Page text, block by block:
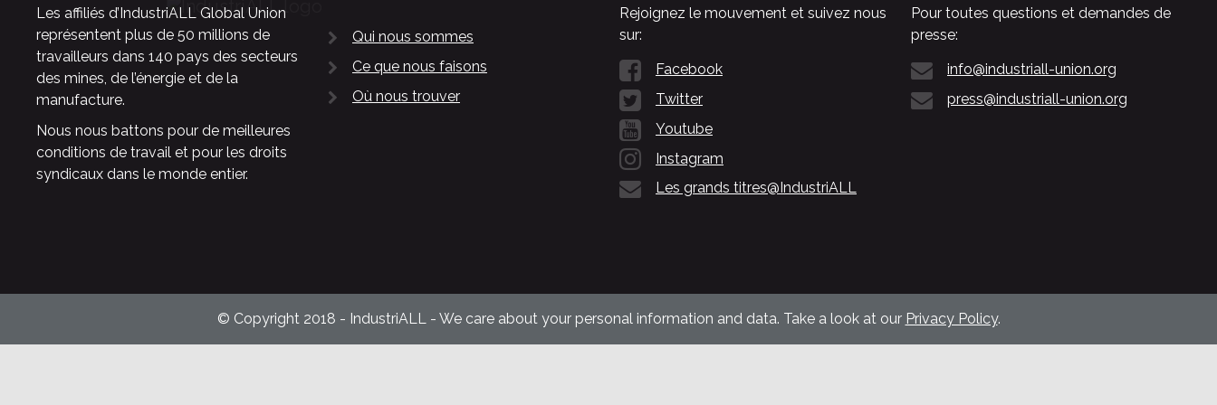
Les affiliés d’IndustriALL Global Union
représentent plus de 50 millions de
travailleurs dans 140 pays des secteurs
des mines, de l’énergie et de la
manufacture.
Nous nous battons pour de meilleures
conditions de travail et pour les droits
syndicaux dans le monde entier.
Qui nous sommes
Ce que nous faisons
Où nous trouver
Rejoignez le mouvement et suivez nous
sur:
Facebook
Twitter
Youtube
Instagram
Les grands titres@IndustriALL
Pour toutes questions et demandes de
presse:
info@industriall-union.org
press@industriall-union.org
© Copyright 2018 - IndustriALL - We care about your personal information and data. Take a look at our Privacy Policy.